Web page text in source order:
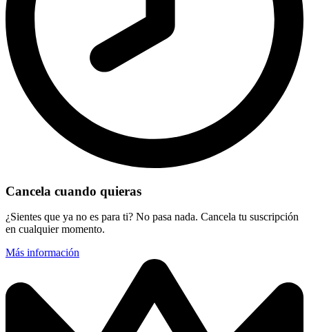
Cancela cuando quieras
¿Sientes que ya no es para ti? No pasa nada. Cancela tu suscripción
en cualquier momento.
Más información